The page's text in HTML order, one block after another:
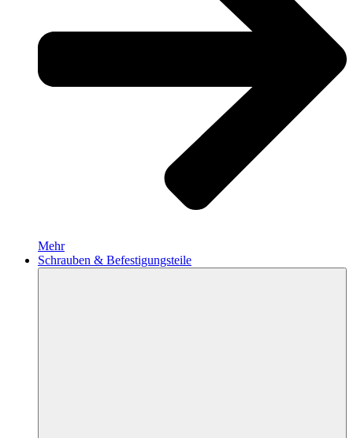
Mehr
Schrauben & Befestigungsteile